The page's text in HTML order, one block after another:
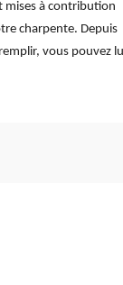
mises à contribution
charpente. Depuis
vous pouvez